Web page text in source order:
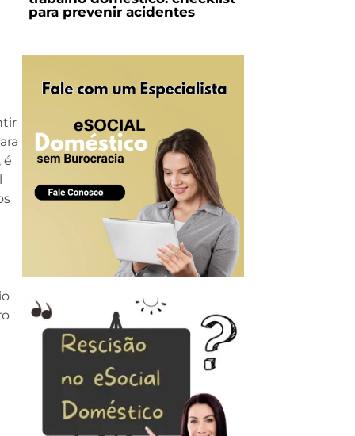
é
para prevenir acidentes